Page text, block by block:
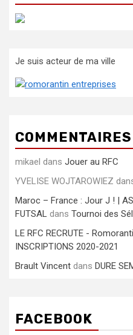
Je suis acteur de ma ville
mikael dans Jouer au RFC
YVELISE WOJTAROWIEZ
Maroc – France : Jour J ! |
FUTSAL dans Tournoi des
LE RFC RECRUTE -
INSCRIPTIONS 2020-2021
Brault Vincent dans DURE
FACEBOOK